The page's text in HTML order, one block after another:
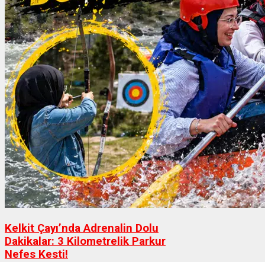
Kelkit Çayı’nda Adrenalin Dolu
Dakikalar: 3 Kilometrelik Parkur
Nefes Kesti!